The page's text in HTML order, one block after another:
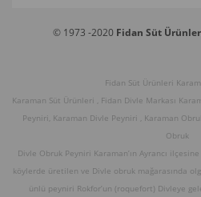
© 1973 -2020 Fidan Süt
Fidan Süt Ürünleri
Karaman Süt Ürünleri , Fidan Divle Markası
Peyniri, Karaman Divle Peyniri , Karaman
Obruk
Divle Obruk Peyniri Karaman’ın Ayrancı
köylerde üretilen ve Divle obruk mağarasında
ünlü peyniri Rokfor’un (roquefort) Divleye